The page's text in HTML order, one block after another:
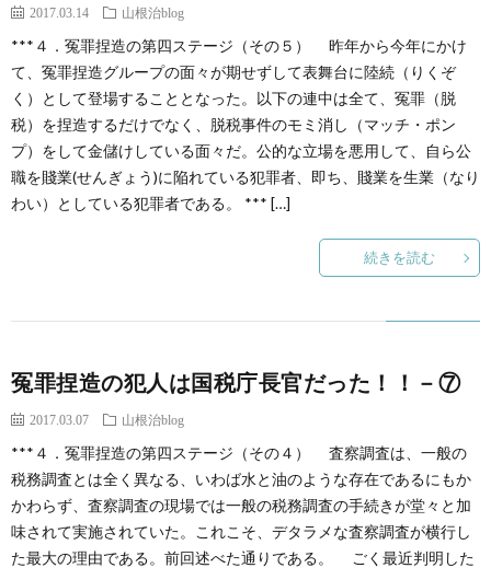
2017.03.14 山根治blog
***４．冤罪捏造の第四ステージ（その５） 昨年から今年にかけ
て、冤罪捏造グループの面々が期せずして表舞台に陸続（りくぞ
く）として登場することとなった。以下の連中は全て、冤罪（脱
税）を捏造するだけでなく、脱税事件のモミ消し（マッチ・ポン
プ）をして金儲けしている面々だ。公的な立場を悪用して、自ら公
職を賤業(せんぎょう)に陥れている犯罪者、即ち、賤業を生業（なり
わい）としている犯罪者である。 *** […]
続きを読む
冤罪捏造の犯人は国税庁長官だった！！－⑦
2017.03.07 山根治blog
***４．冤罪捏造の第四ステージ（その４） 査察調査は、一般の
税務調査とは全く異なる、いわば水と油のような存在であるにもか
かわらず、査察調査の現場では一般の税務調査の手続きが堂々と加
味されて実施されていた。これこそ、デタラメな査察調査が横行し
た最大の理由である。前回述べた通りである。 ごく最近判明した